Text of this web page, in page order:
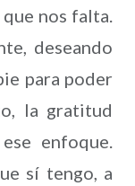
nos falta.
deseando
para poder
la gratitud
enfoque.
sí tengo, a